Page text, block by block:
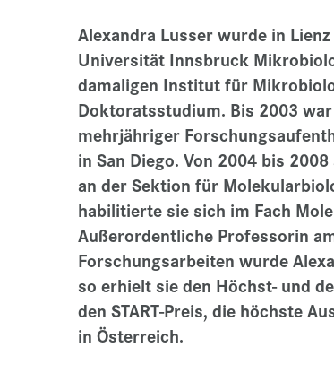
Alexandra Lusser wurde in
Universität Innsbruck
damaligen Institut für
Doktoratsstudium. Bis 2003
mehrjähriger
in San Diego. Von 2004 bis
an der Sektion für
habilitierte sie sich im Fach
Außerordentliche Professorin
Forschungsarbeiten wurde
so erhielt sie den Höchst- und
den START-Preis, die höchste
in Österreich.